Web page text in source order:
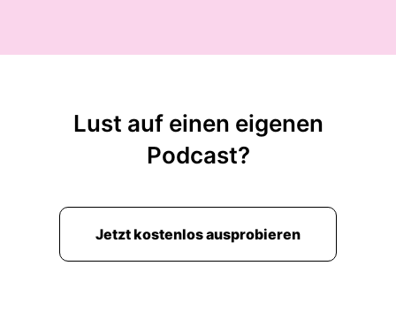
Lust auf einen eigenen
Podcast?
Jetzt kostenlos ausprobieren